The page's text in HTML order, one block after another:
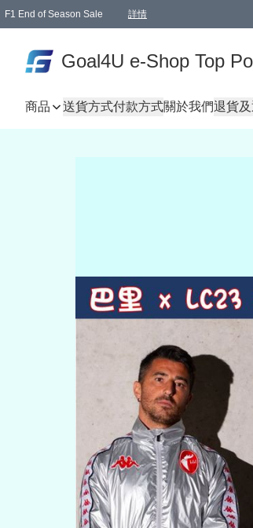
F1 End of Season Sale 詳情
Goal4U e-Shop Top
商品 送貨方式付款方式關於我們退貨